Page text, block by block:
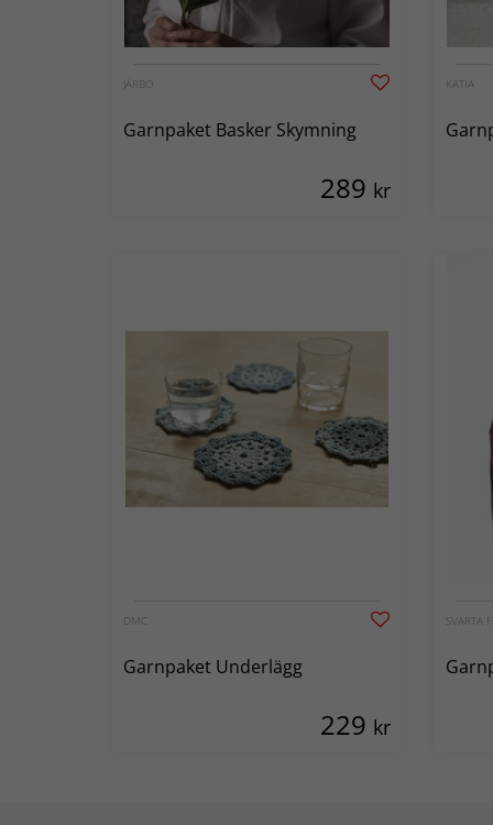
JÄRBO
Garnpaket Basker Skymning
289 kr
KATIA
DMC
Garnpaket Underlägg
229 kr
SVARTA